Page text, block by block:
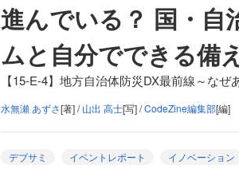
進んでいる？ 国・自
ムと自分でできる備え
【15-E-4】地方自治体防災DX最前線～な
水無瀬 あずさ[著] /山出 高士[写] /CodeZine編集部[編]
デブサミ イベントレポート イノベーション